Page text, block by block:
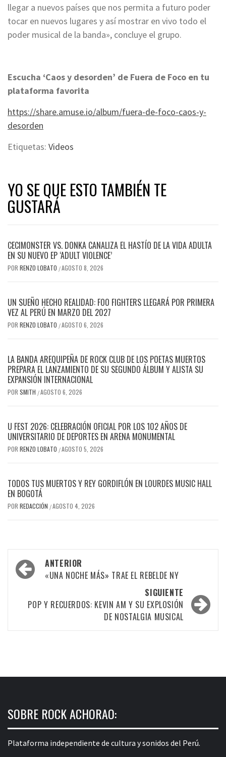
llegar a nuevos países que nos permita a futuro poder
tocar en nuevos lugares y así mostrar en vivo todo el
poder musical de la banda», concluye el grupo.
Escucha ‘Caos y desorden’ de Fuera de Foco en tu
plataforma favorita
https://share.amuse.io/album/fuera-de-foco-caos-y-
desorden
Etiquetas: Videos
YO SE QUE ESTO TAMBIÉN TE
GUSTARÁ
CECIMONSTER VS. DONKA CANALIZA EL HASTÍO DE LA VIDA ADULTA
EN SU NUEVO EP ‘ADULT VIOLENCE’
POR RENZO LOBATO /AGOSTO 8, 2026
UN SUEÑO HECHO REALIDAD: FOO FIGHTERS LLEGARÁ POR PRIMERA
VEZ AL PERÚ EN MARZO DEL 2027
POR RENZO LOBATO /AGOSTO 6, 2026
LA BANDA AREQUIPEÑA DE ROCK CLUB DE LOS POETAS MUERTOS
PREPARA EL LANZAMIENTO DE SU SEGUNDO ÁLBUM Y ALISTA SU
EXPANSIÓN INTERNACIONAL
POR SMITH /AGOSTO 6, 2026
U FEST 2026: CELEBRACIÓN OFICIAL POR LOS 102 AÑOS DE
UNIVERSITARIO DE DEPORTES EN ARENA MONUMENTAL
POR RENZO LOBATO /AGOSTO 5, 2026
TODOS TUS MUERTOS Y REY GORDIFLÓN EN LOURDES MUSIC HALL
EN BOGOTÁ
POR REDACCIÓN /AGOSTO 4, 2026
Navegación
por
entradas
ANTERIOR
«UNA NOCHE MÁS» TRAE EL REBELDE NY
SIGUIENTE
POP Y RECUERDOS: KEVIN AM Y SU EXPLOSIÓN
DE NOSTALGIA MUSICAL
SOBRE ROCK ACHORAO:
Plataforma independiente de cultura y sonidos del Perú.